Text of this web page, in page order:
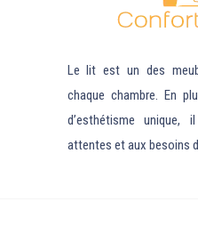
Le lit est un des
chaque chambre. En
d’esthétisme unique,
attentes et aux besoins